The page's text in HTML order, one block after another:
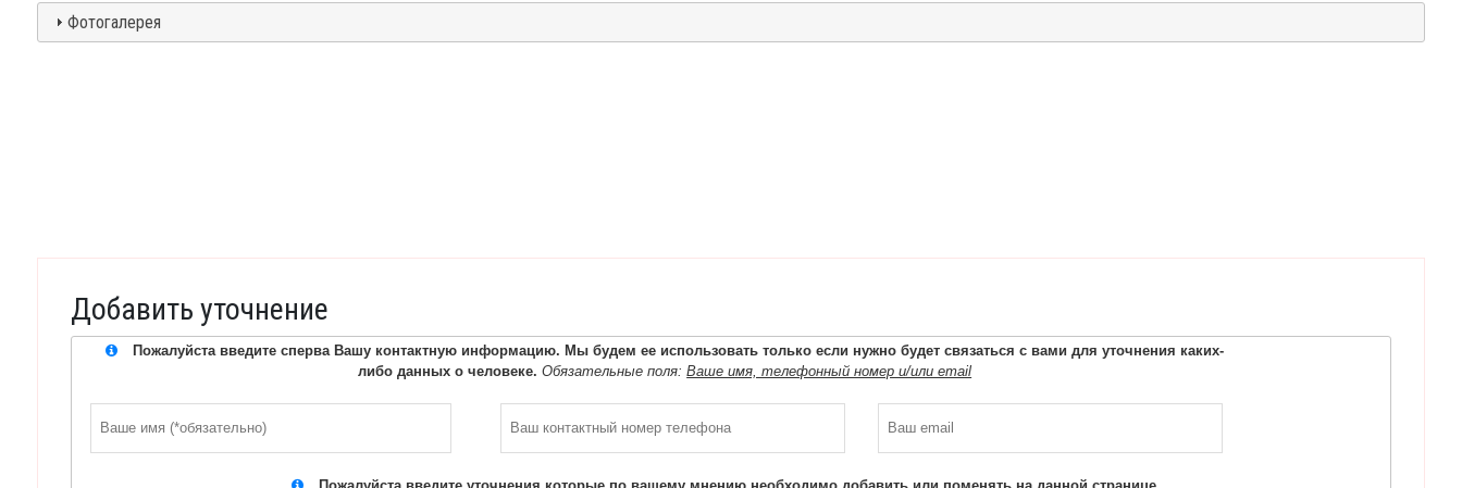
Фотогалерея
Добавить уточнение
Пожалуйста введите сперва Вашу контактную информацию. Мы будем ее использовать только если нужно будет связаться с вами для уточнения каких-
либо данных о человеке. Обязательные поля:Ваше имя, телефонный номер и/или email